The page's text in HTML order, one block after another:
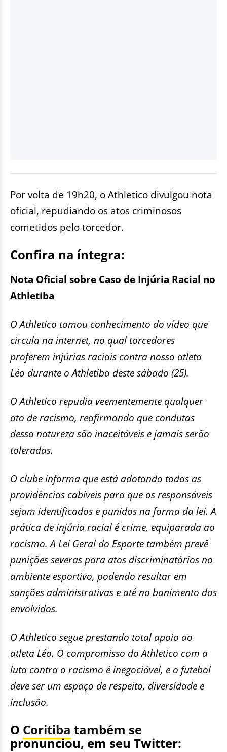
Por volta de 19h20, o Athletico divulgou nota
oficial, repudiando os atos criminosos
cometidos pelo torcedor.
Confira na íntegra:
Nota Oficial sobre Caso de Injúria Racial no
Athletiba
O Athletico tomou conhecimento do vídeo que
circula na internet, no qual torcedores
proferem injúrias raciais contra nosso atleta
Léo durante o Athletiba deste sábado (25).
O Athletico repudia veementemente qualquer
ato de racismo, reafirmando que condutas
dessa natureza são inaceitáveis e jamais serão
toleradas.
O clube informa que está adotando todas as
providências cabíveis para que os responsáveis
sejam identificados e punidos na forma da lei. A
prática de injúria racial é crime, equiparada ao
racismo. A Lei Geral do Esporte também prevê
punições severas para atos discriminatórios no
ambiente esportivo, podendo resultar em
sanções administrativas e até no banimento dos
envolvidos.
O Athletico segue prestando total apoio ao
atleta Léo. O compromisso do Athletico com a
luta contra o racismo é inegociável, e o futebol
deve ser um espaço de respeito, diversidade e
inclusão.
O Coritiba também se
pronunciou, em seu Twitter: